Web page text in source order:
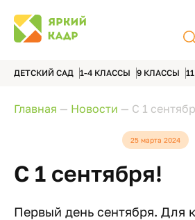
ДЕТСКИЙ САД 1-4 КЛАССЫ 9 КЛАССЫ
Главная — Новости — С 1
25 марта 2024
С 1 сентября!
Первый день сентября. Для